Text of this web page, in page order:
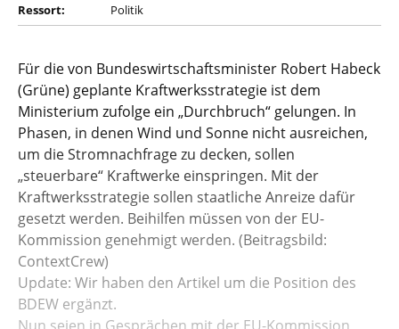
Ressort:
Politik
Für die von Bundeswirtschaftsminister Robert Habeck
(Grüne) geplante Kraftwerksstrategie ist dem
Ministerium zufolge ein „Durchbruch“ gelungen. In
Phasen, in denen Wind und Sonne nicht ausreichen,
um die Stromnachfrage zu decken, sollen
„steuerbare“ Kraftwerke einspringen. Mit der
Kraftwerksstrategie sollen staatliche Anreize dafür
gesetzt werden. Beihilfen müssen von der EU-
Kommission genehmigt werden. (Beitragsbild:
ContextCrew)
Update: Wir haben den Artikel um die Position des
BDEW ergänzt.